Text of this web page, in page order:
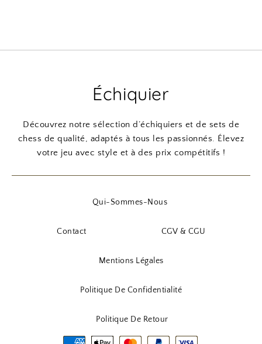
Échiquier
Découvrez notre sélection d’échiquiers et de sets de
chess de qualité, adaptés à tous les passionnés. Élevez
votre jeu avec style et à des prix compétitifs !
Qui-Sommes-Nous
Contact CGV & CGU
Mentions Légales
Politique De Confidentialité
Politique De Retour